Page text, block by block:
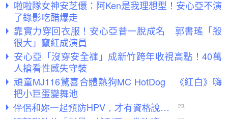
啦啦隊女神安芝儇：阿Ken是我理想型！安心亞不演
了錄影吃醋爆走
靠實力穿回衣服！安心亞昔一脫成名 郭書瑤「殺
很大」竄紅成演員
安心亞「沒穿安全褲」成新竹跨年收視高點！40萬
人搶看性感失守裝
頑童MJ116驚喜合體熱狗MC HotDog 《紅白》嗨
把小巨蛋變舞池